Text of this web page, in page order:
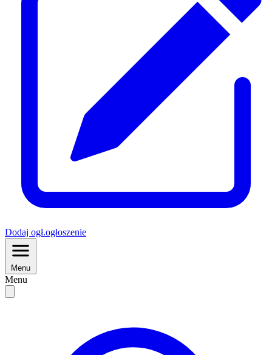
Dodaj ogł.ogłoszenie
Menu
Menu